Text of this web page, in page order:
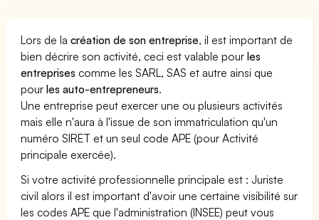
Lors de lacréation de son entreprise, il est important de
bien décrire son activité, ceci est valable pourles
entreprises comme les SARL, SAS et autre ainsi que
pourles auto-entrepreneurs.
Une entreprise peut exercer une ou plusieurs activités
mais elle n'aura à l'issue de son immatriculation qu'un
numéro SIRET et un seul code APE (pour Activité
principale exercée).
Si votre activité professionnelle principale est : Juriste
civil alors il est important d'avoir une certaine visibilité sur
les codes APE que l'administration (INSEE) peut vous